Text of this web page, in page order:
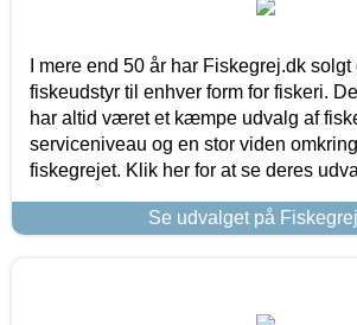
I mere end 50 år har Fiskegrej.dk
fiskeudstyr til enhver form for fiskeri.
har altid været et kæmpe udvalg af
serviceniveau og en stor viden
fiskegrejet. Klik her for at se deres
Se udvalget på